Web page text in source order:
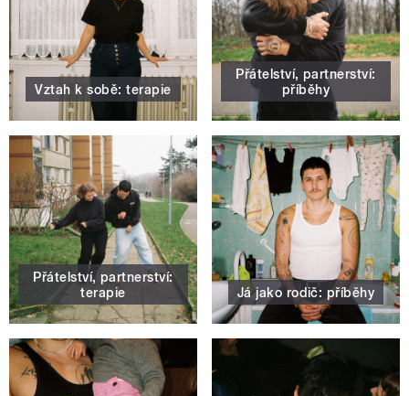
Vztah k sobě: terapie
Přátelství, partnerství:
příběhy
Přátelství, partnerství:
terapie
Já jako rodič: příběhy